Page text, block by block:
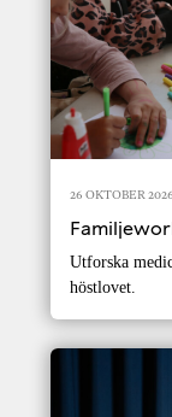
26 OKTOBER 2026
Utforska
höstlovet.